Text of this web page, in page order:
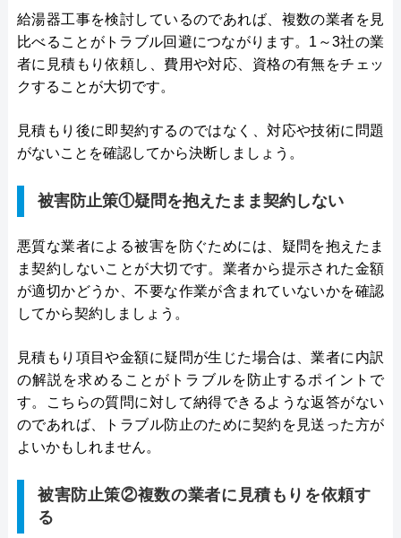
給湯器工事を検討しているのであれば、複数の業者を見
比べることがトラブル回避につながります。1～3社の業
者に見積もり依頼し、費用や対応、資格の有無をチェッ
クすることが大切です。
見積もり後に即契約するのではなく、対応や技術に問題
がないことを確認してから決断しましょう。
被害防止策①疑問を抱えたまま契約しない
悪質な業者による被害を防ぐためには、疑問を抱えたま
ま契約しないことが大切です。業者から提示された金額
が適切かどうか、不要な作業が含まれていないかを確認
してから契約しましょう。
見積もり項目や金額に疑問が生じた場合は、業者に内訳
の解説を求めることがトラブルを防止するポイントで
す。こちらの質問に対して納得できるような返答がない
のであれば、トラブル防止のために契約を見送った方が
よいかもしれません。
被害防止策②複数の業者に見積もりを依頼す
る